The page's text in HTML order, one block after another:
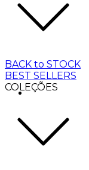
BACK to STOCK
BEST SELLERS
COLEÇÕES